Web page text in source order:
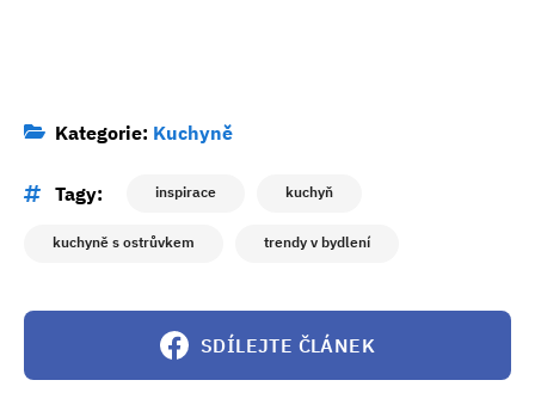
Kategorie: Kuchyně
Tagy: inspirace kuchyň
kuchyně s ostrůvkem trendy v bydlení
SDÍLEJTE ČLÁNEK